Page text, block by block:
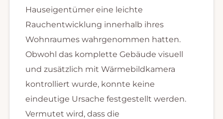
Hauseigentümer eine leichte
Rauchentwicklung innerhalb ihres
Wohnraumes wahrgenommen hatten.
Obwohl das komplette Gebäude visuell
und zusätzlich mit Wärmebildkamera
kontrolliert wurde, konnte keine
eindeutige Ursache festgestellt werden.
Vermutet wird, dass die